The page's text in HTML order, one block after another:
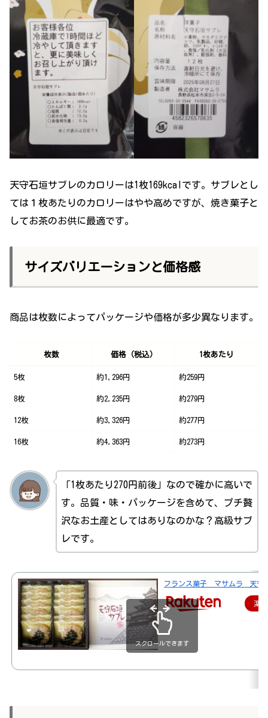
天守石垣サブレのカロリーは1枚169kcalです。サブレとし
ては１枚あたりのカロリーはやや高めですが、焼き菓子と
してお茶のお供に最適です。
サイズバリエーションと価格感
商品は枚数によってパッケージや価格が多少異なります。
枚数 価格（税込） 1枚あたり
5枚 約1,296円 約259円
8枚 約2,235円 約279円
12枚 約3,326円 約277円
16枚 約4,363円 約273円
「1枚あたり270円前後」なので確かに高いで
す。品質・味・パッケージを含めて、プチ贅
沢なお土産としてはありなのかな？高級サブ
レです。
フランス菓子 マサムラ 天守
楽
スクロールできます